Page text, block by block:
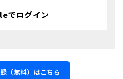
でログイン
（無料）はこちら